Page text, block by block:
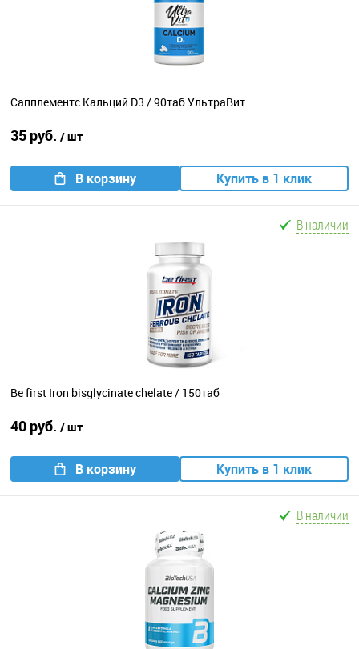
Сапплементс Кальций D3 / 90таб УльтраВит
35 руб. / шт
В корзину Купить в 1 клик
В наличии
Be first Iron bisglycinate chelate / 150таб
40 руб. / шт
В корзину Купить в 1 клик
В наличии